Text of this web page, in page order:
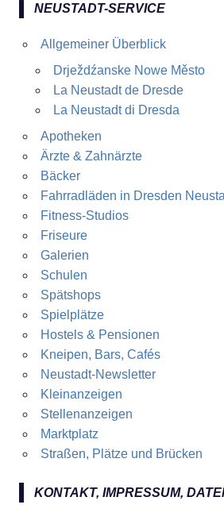
NEUSTADT-SERVICE
Allgemeiner Überblick
Drježdźanske Nowe Město
La Neustadt de Dresde
La Neustadt di Dresda
Apotheken
Ärzte & Zahnärzte
Bäcker
Fahrradläden in Dresden
Fitness-Studios
Friseure
Galerien
Schulen
Spätshops
Spielplätze
Hostels & Pensionen
Kneipen, Bars, Cafés
Neustadt-Newsletter
Kleinanzeigen
Stellenanzeigen
Marktplatz
Straßen, Plätze und Brücken
KONTAKT, IMPRESSUM,